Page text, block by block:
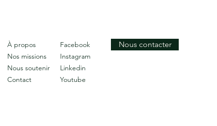
À propos
Nos missions
Nous soutenir
Contact
Facebook
Instagram
Linkedin
Youtube
Nous contacter